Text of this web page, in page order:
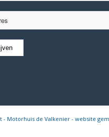
- Motorhuis de Valkenier - website